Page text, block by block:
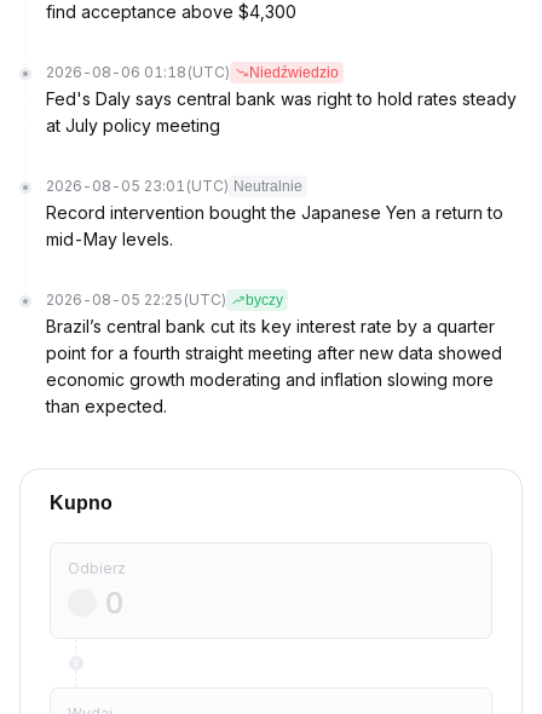
find acceptance above $4,300
2026-08-06 01:18 (UTC) Niedźwiedzio
Fed's Daly says central bank was right to hold rates steady
at July policy meeting
2026-08-05 23:01 (UTC) Neutralnie
Record intervention bought the Japanese Yen a return to
mid-May levels.
2026-08-05 22:25 (UTC) byczy
Brazil’s central bank cut its key interest rate by a quarter
point for a fourth straight meeting after new data showed
economic growth moderating and inflation slowing more
than expected.
Kupno
Odbierz